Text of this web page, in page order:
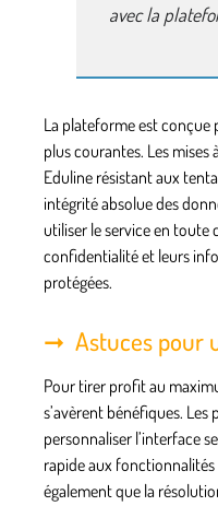
avec la
La plateforme est conçue
plus courantes. Les
Eduline résistant aux
intégrité absolue des
utiliser le service en toute
confidentialité et leurs
protégées.
Astuces pour
Pour tirer profit au
s’avèrent bénéfiques.
personnaliser l’interface
rapide aux fonctionnalités
également que la